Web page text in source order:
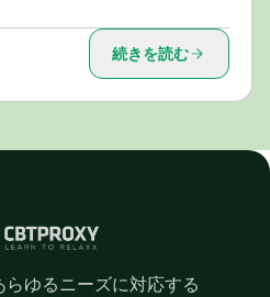
続きを読む
ゆるニーズに対応する